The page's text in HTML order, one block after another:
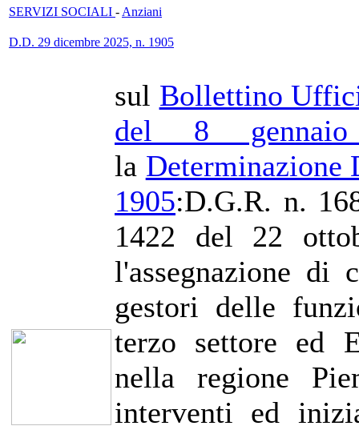
SERVIZI SOCIALI - Anziani
D.D. 29 dicembre 2025, n. 1905
sul Bollettino
del 8
la Determinazione
1905:D.G.R. n.
1422 del 22
l'assegnazione
gestori delle
terzo settore ed
nella regione
interventi ed